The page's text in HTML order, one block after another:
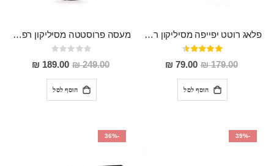
פלאג רוטט יפייפה מסיליקון רפואי 6.3 ס"מ אורך "DOOD"
דירוג:
90%
179.00 ₪
מחיר
מבצע
79.00 ₪
הוסף לסל
מעסה פרוסטטה מסיליקון רפואי רוטט 11.5 ס"מ אורך 2.5 ס"מ רוחב "SATIS"
Rating:
0%
249.00 ₪
מחיר
מבצע
189.00 ₪
הוסף לסל
-39%
-36%